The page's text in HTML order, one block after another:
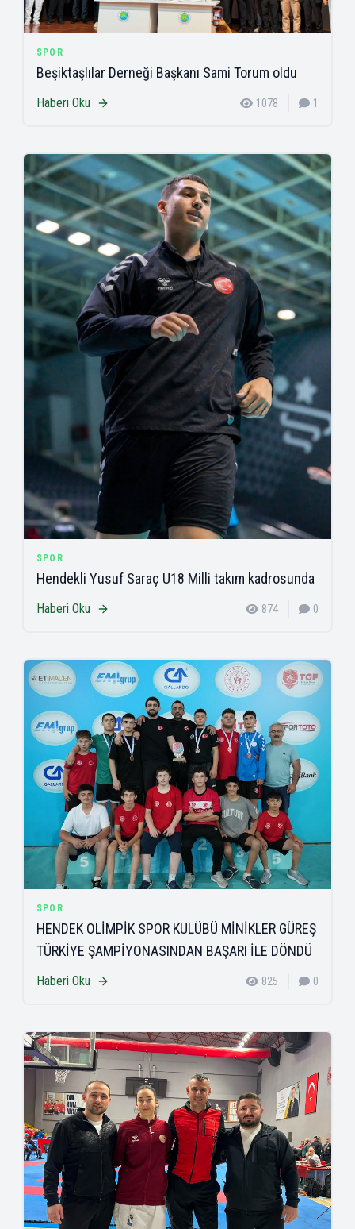
SPOR
Beşiktaşlılar Derneği Başkanı Sami Torum oldu
Haberi Oku 1078 1
SPOR
Hendekli Yusuf Saraç U18 Milli takım kadrosunda
Haberi Oku 874 0
SPOR
HENDEK OLİMPİK SPOR KULÜBÜ MİNİKLER GÜREŞ
TÜRKİYE ŞAMPİYONASINDAN BAŞARI İLE DÖNDÜ
Haberi Oku 825 0